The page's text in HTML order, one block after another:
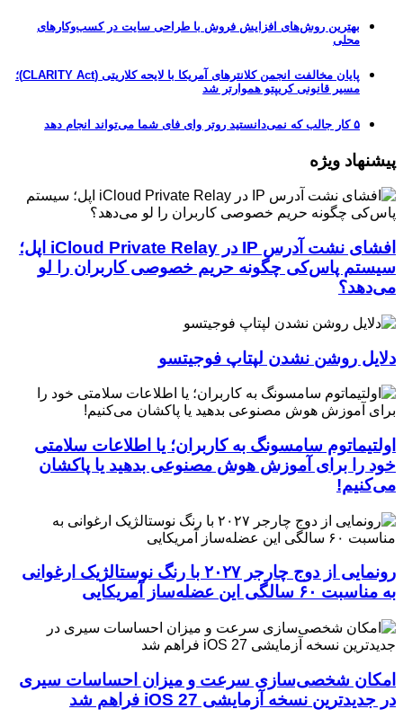
بهترین روش‌های افزایش فروش با طراحی سایت در کسب‌وکارهای
محلی
پایان مخالفت انجمن کلانترهای آمریکا با لایحه کلاریتی (CLARITY Act)؛
مسیر قانونی کریپتو هموارتر شد
۵ کار جالب که نمی‌دانستید روتر وای فای شما می‌تواند انجام دهد
پیشنهاد ویژه
افشای نشت آدرس IP در iCloud Private Relay اپل؛
سیستم پاس‌کی چگونه حریم خصوصی کاربران را لو
می‌دهد؟
دلایل روشن نشدن لپتاپ فوجیتسو
اولتیماتوم سامسونگ به کاربران؛ یا اطلاعات سلامتی
خود را برای آموزش هوش مصنوعی بدهید یا پاکشان
می‌کنیم!
رونمایی از دوج چارجر ۲۰۲۷ با رنگ نوستالژیک ارغوانی
به مناسبت ۶۰ سالگی این عضله‌ساز آمریکایی
امکان شخصی‌سازی سرعت و میزان احساسات سیری
در جدیدترین نسخه آزمایشی iOS 27 فراهم شد